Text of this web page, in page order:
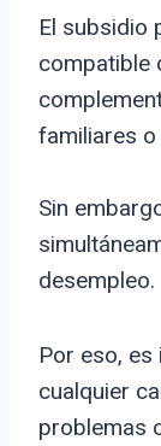
El subsidio
compatible
familiares
Sin
desempleo.
Por eso,
cualquier
problemas